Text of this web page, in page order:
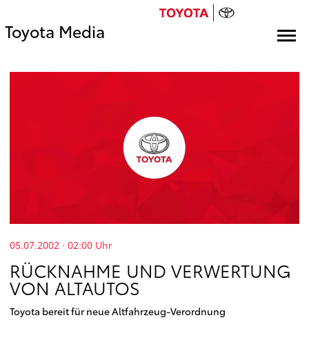
Toyota Media
05.07.2002 · 02:00 Uhr
RÜCKNAHME UND VERWERTUNG
VON ALTAUTOS
Toyota bereit für neue Altfahrzeug-Verordnung